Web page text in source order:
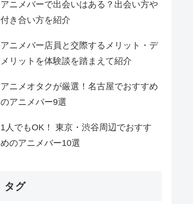
アニメバーで出会いはある？出会い方や
付き合い方を紹介
アニメバー店員と交際するメリット・デ
メリットを体験談を踏まえて紹介
アニメオタクが厳選！名古屋でおすすめ
のアニメバー9選
1人でもOK！ 東京・渋谷周辺でおすす
めのアニメバー10選
タグ